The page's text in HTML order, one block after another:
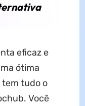
eficaz e
ótima
tem tudo o
Você